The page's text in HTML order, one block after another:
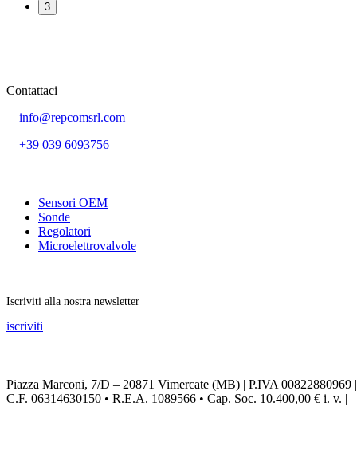
3
Contattaci
info@repcomsrl.com
+39 039 6093756
Sensori OEM
Sonde
Regolatori
Microelettrovalvole
Iscriviti alla nostra newsletter
iscriviti
Piazza Marconi, 7/D – 20871 Vimercate (MB) | P.IVA 00822880969 |
C.F. 06314630150 • R.E.A. 1089566 • Cap. Soc. 10.400,00 € i. v. |